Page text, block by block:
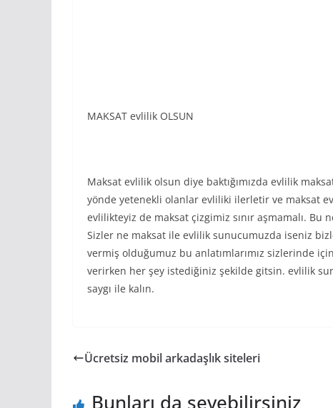
MAKSAT evlilik OLSUN
Maksat evlilik olsun diye baktığımızda evlilik
yönde yetenekli olanlar evliliki ilerletir ve maksat
evlilikteyiz de maksat çizgimiz sınır aşmamalı. Bu
Sizler ne maksat ile evlilik sunucumuzda iseniz
vermiş olduğumuz bu anlatımlarımız sizlerinde
verirken her şey istediğiniz şekilde gitsin. evlilik
saygı ile kalın.
Ücretsiz mobil arkadaşlık siteleri
Bunları da sevebilirsiniz